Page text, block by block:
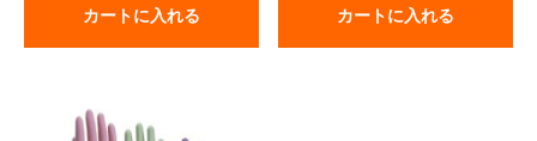
カートに入れる カートに入れる